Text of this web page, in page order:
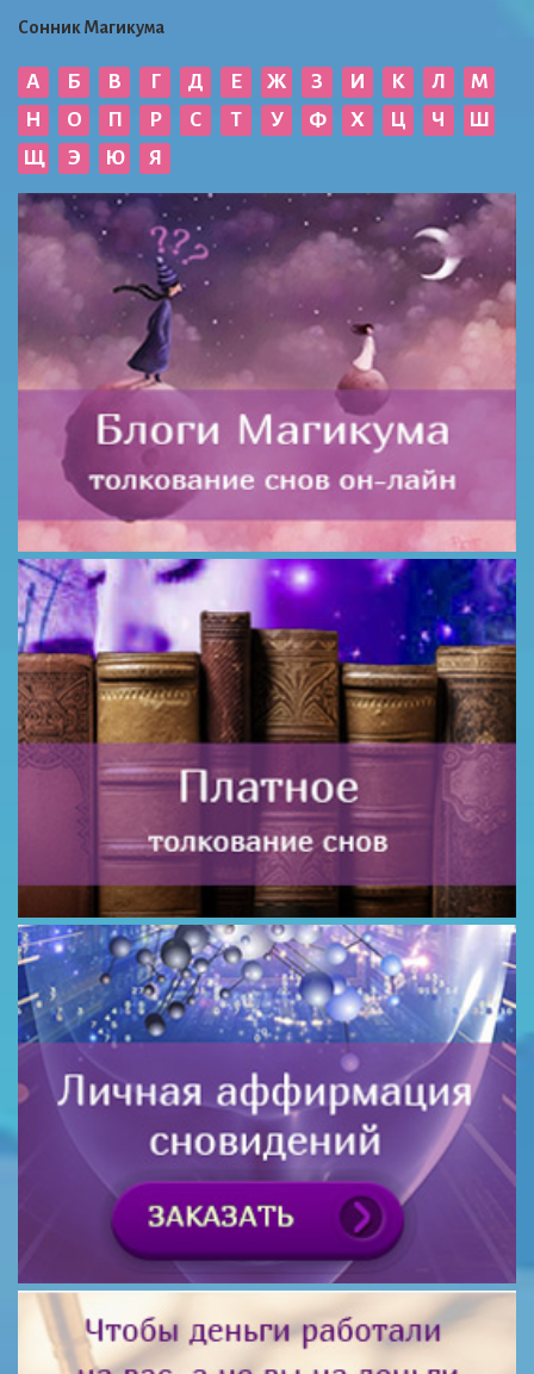
Сонник Магикума
А Б В Г Д Е Ж З И К Л
М
Н
О П Р С Т У Ф Х Ц Ч
Ш
Щ
Э Ю Я